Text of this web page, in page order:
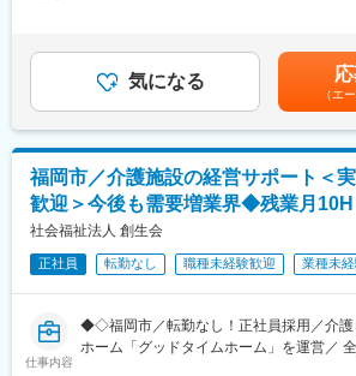
現在当社は業績好調、これから業務拡大
ンバーを募集することにいたしました。
当社の営業職として、入院の際に必要な
ビスに係る業務をご担当いただきます。
主に既存顧客への対応をお任せ致します。
■業務詳細：
・取引先病院、施設での物品補充
・各種発注業務
・入院セットの運用上不具合・問題など
■組織構成：現在営業部隊は3名在籍してお
験、スキルなどを考慮し決定いたします
■賞与：年1回（9月／決算賞与）賃金はあ
あり、選考を通じて上下する可能性があ
手当を含めた表記です。
気になる
（エ
福岡市／介護施設の経営サポート＜
歓迎＞今後も需要増業界◆残業月
社会福祉法人 創生会
正社員 転勤なし 職種未経験歓迎 業種未
仕事内容
◆◇福岡市／転勤なし！正社員採用／介護
ホーム「グッドタイムホーム」を運営／